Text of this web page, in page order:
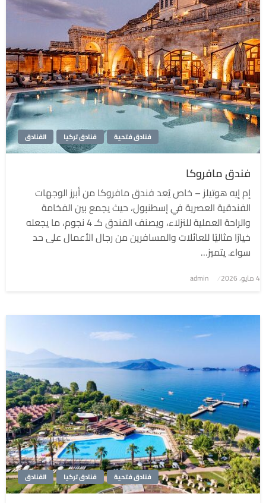
الفنادق فنادق تركيا فنادق فتحية
فندق مافروكا
إم إيه هوتيلز – خاص يُعد فندق مافروكا من أبرز الوجهات
الفندقية العصرية في إسطنبول، حيث يجمع بين الفخامة
والراحة العملية للنزلاء، ويصنف الفندق كـ 4 نجوم، ما يجعله
خيارًا مثاليًا للعائلات والمسافرين من رجال الأعمال على حد
سواء. يتميز…
نُشر
4 مايو، 2026 admin
الفنادق فنادق تركيا فنادق فتحية